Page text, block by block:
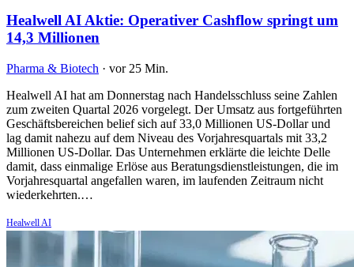
Healwell AI Aktie: Operativer Cashflow springt um
14,3 Millionen
Pharma & Biotech · vor 25 Min.
Healwell AI hat am Donnerstag nach Handelsschluss seine Zahlen
zum zweiten Quartal 2026 vorgelegt. Der Umsatz aus fortgeführten
Geschäftsbereichen belief sich auf 33,0 Millionen US-Dollar und
lag damit nahezu auf dem Niveau des Vorjahresquartals mit 33,2
Millionen US-Dollar. Das Unternehmen erklärte die leichte Delle
damit, dass einmalige Erlöse aus Beratungsdienstleistungen, die im
Vorjahresquartal angefallen waren, im laufenden Zeitraum nicht
wiederkehrten.…
Healwell AI